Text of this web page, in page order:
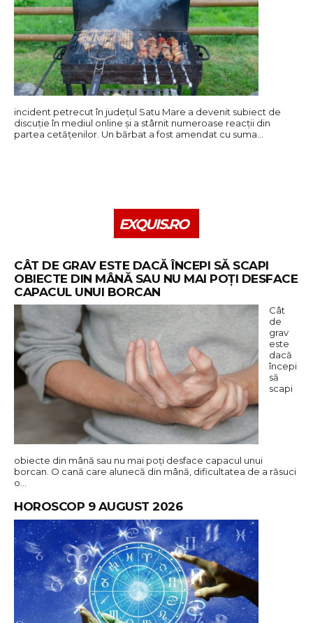
incident petrecut în județul Satu Mare a devenit subiect de
discuție în mediul online și a stârnit numeroase reacții din
partea cetățenilor. Un bărbat a fost amendat cu suma…
EXQUIS.RO
CÂT DE GRAV ESTE DACĂ ÎNCEPI SĂ SCAPI
OBIECTE DIN MÂNĂ SAU NU MAI POȚI DESFACE
CAPACUL UNUI BORCAN
Cât
de
grav
este
dacă
începi
să
scapi
obiecte din mână sau nu mai poți desface capacul unui
borcan. O cană care alunecă din mână, dificultatea de a răsuci
o…
HOROSCOP 9 AUGUST 2026